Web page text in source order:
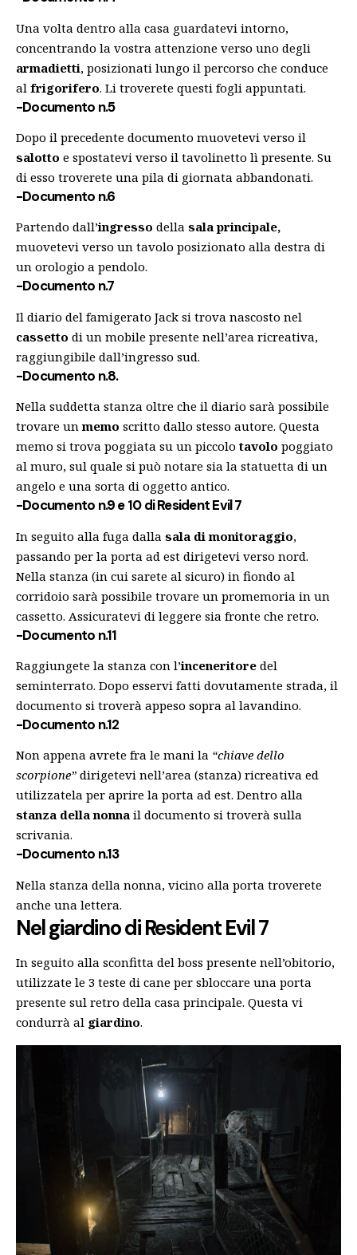
Una volta dentro alla casa guardatevi intorno,
concentrando la vostra attenzione verso uno degli
armadietti, posizionati lungo il percorso che conduce
al frigorifero. Li troverete questi fogli appuntati.
-Documento n.5
Dopo il precedente documento muovetevi verso il
salotto e spostatevi verso il tavolinetto lì presente. Su
di esso troverete una pila di giornata abbandonati.
-Documento n.6
Partendo dall’ingresso della sala principale,
muovetevi verso un tavolo posizionato alla destra di
un orologio a pendolo.
-Documento n.7
Il diario del famigerato Jack si trova nascosto nel
cassetto di un mobile presente nell’area ricreativa,
raggiungibile dall’ingresso sud.
-Documento n.8.
Nella suddetta stanza oltre che il diario sarà possibile
trovare unmemo scritto dallo stesso autore. Questa
memo si trova poggiata su un piccolotavolo poggiato
al muro, sul quale si può notare sia la statuetta di un
angelo e una sorta di oggetto antico.
-Documento n.9 e 10 di Resident Evil 7
In seguito alla fuga dalla sala di monitoraggio,
passando per la porta ad est dirigetevi verso nord.
Nella stanza (in cui sarete al sicuro) in fiondo al
corridoio sarà possibile trovare un promemoria in un
cassetto. Assicuratevi di leggere sia fronte che retro.
-Documento n.11
Raggiungete la stanza con l’inceneritore del
seminterrato. Dopo esservi fatti dovutamente strada, il
documento si troverà appeso sopra al lavandino.
-Documento n.12
Non appena avrete fra le mani la “chiave dello
scorpione” dirigetevi nell’area (stanza) ricreativa ed
utilizzatela per aprire la porta ad est. Dentro alla
stanza della nonna il documento si troverà sulla
scrivania.
-Documento n.13
Nella stanza della nonna, vicino alla porta troverete
anche una lettera.
Nel giardinodi Resident Evil 7
In seguito alla sconfitta del boss presente nell’obitorio,
utilizzate le 3 teste di cane per sbloccare una porta
presente sul retro della casa principale. Questa vi
condurrà al giardino.